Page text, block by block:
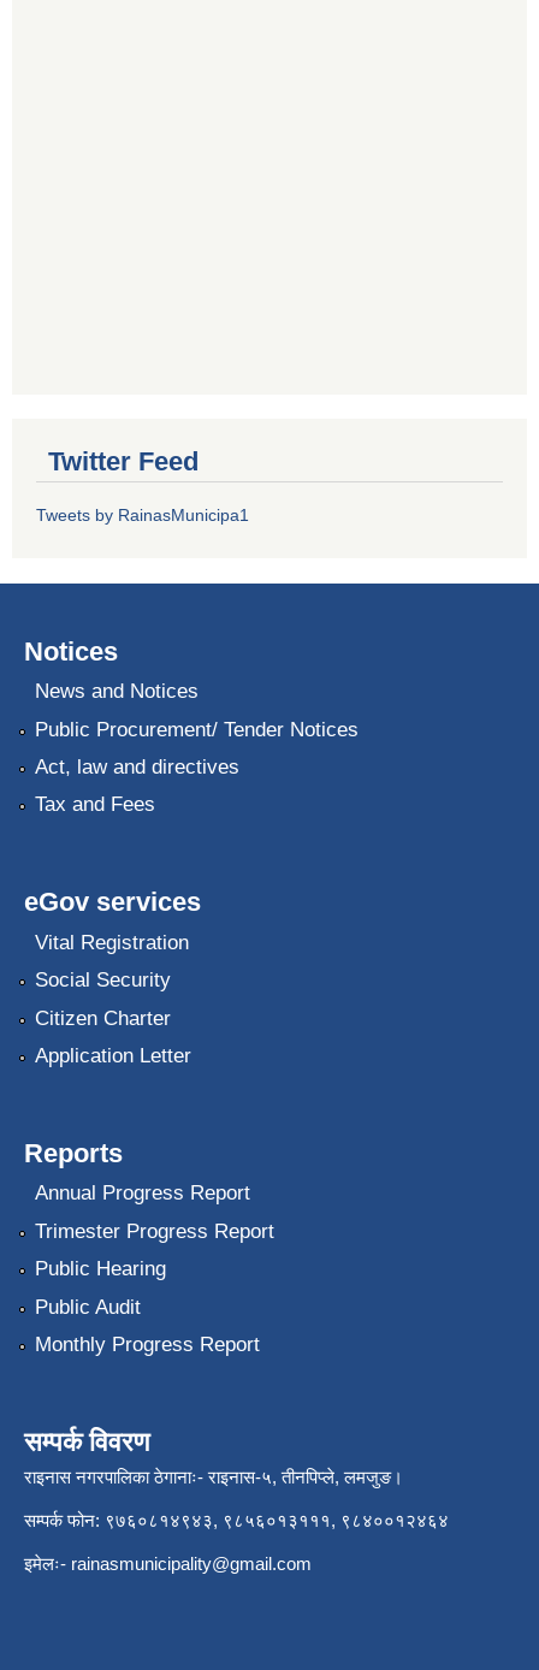
Twitter Feed
Tweets by RainasMunicipa1
Notices
News and Notices
Public Procurement/ Tender Notices
Act, law and directives
Tax and Fees
eGov services
Vital Registration
Social Security
Citizen Charter
Application Letter
Reports
Annual Progress Report
Trimester Progress Report
Public Hearing
Public Audit
Monthly Progress Report
सम्पर्क विवरण
राइनास नगरपालिका ठेगानाः- राइनास-५, तीनपिप्ले, लमजुङ।
सम्पर्क फोन: ९७६०८१४९४३, ९८५६०१३१११, ९८४००१२४६४
इमेलः- rainasmunicipality@gmail.com